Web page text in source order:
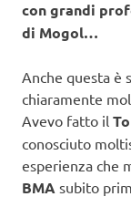
con grandi
di Mogol…
Anche questa è
chiaramente
Avevo fatto il
conosciuto
esperienza che
BMA subito